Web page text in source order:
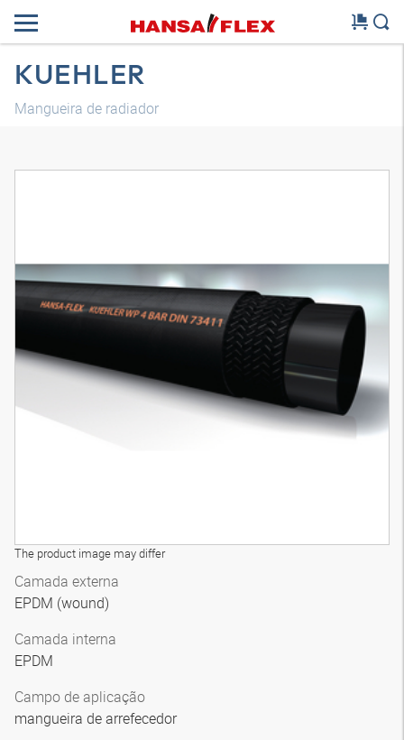
KUEHLER
Mangueira de radiador
The product image may differ
Camada externa
EPDM (wound)
Camada interna
EPDM
Campo de aplicação
mangueira de arrefecedor